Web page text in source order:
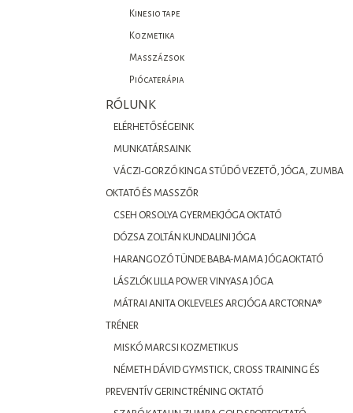
Kinesio tape
Kozmetika
Masszázsok
Piócaterápia
RÓLUNK
ELÉRHETŐSÉGEINK
MUNKATÁRSAINK
VÁCZI-GORZÓ KINGA STÚDÓ VEZETŐ, JÓGA, ZUMBA
OKTATÓ ÉS MASSZŐR
CSEH ORSOLYA GYERMEKJÓGA OKTATÓ
DÓZSA ZOLTÁN KUNDALINI JÓGA
HARANGOZÓ TÜNDE BABA-MAMA JÓGAOKTATÓ
LÁSZLÓK LILLA POWER VINYASA JÓGA
MÁTRAI ANITA OKLEVELES ARCJÓGA ARCTORNA®
TRÉNER
MISKÓ MARCSI KOZMETIKUS
NÉMETH DÁVID GYMSTICK, CROSS TRAINING ÉS
PREVENTÍV GERINCTRÉNING OKTATÓ